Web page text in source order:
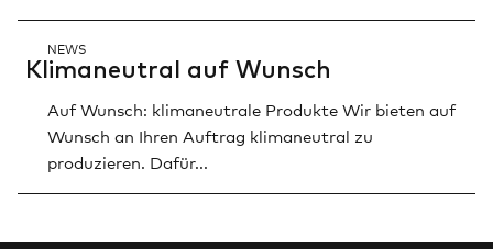
NEWS
Kli­ma­neu­tral auf Wunsch
Auf Wunsch: klimaneutrale Produkte Wir bieten auf
Wunsch an Ihren Auftrag klimaneutral zu
produzieren. Dafür...